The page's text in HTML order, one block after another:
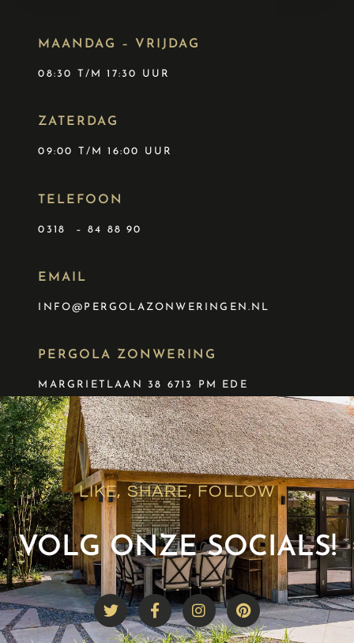
MAANDAG – VRIJDAG
08:30 T/M 17:30 UUR
ZATERDAG
09:00 T/M 16:00 UUR
TELEFOON
0318 – 84 88 90
EMAIL
INFO@PERGOLAZONWERINGEN.NL
PERGOLA ZONWERING
MARGRIETLAAN 38 6713 PM EDE
LIKE, SHARE, FOLLOW
VOLG ONZE SOCIALS!